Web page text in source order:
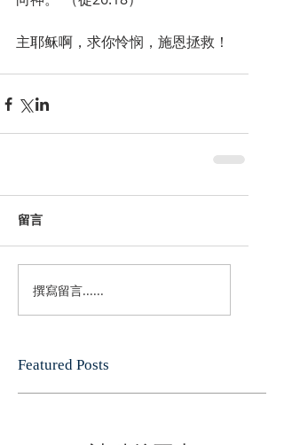
主耶稣啊，求你怜悯，施恩拯救！
留言
撰寫留言......
Featured Posts